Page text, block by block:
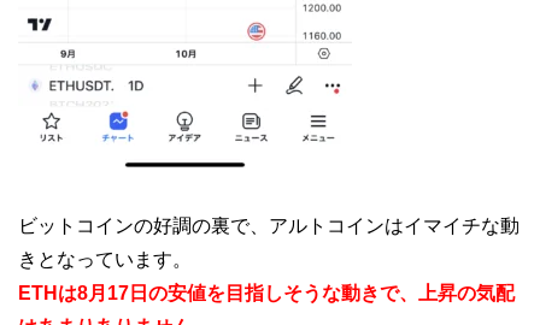
ビットコインの好調の裏で、アルトコインはイマイチな動
きとなっています。
ETHは8月17日の安値を目指しそうな動きで、上昇の気配